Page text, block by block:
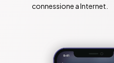
connessione a Internet.